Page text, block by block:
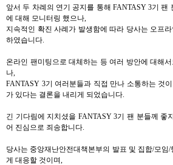
앞서 두 차례의 연기 공지를 통해 FANTASY 3기 팬
에 대해 모니터링 했으나,
지속적인 확진 사례가 발생함에 따라 당사는 오프
하였습니다.
온라인 팬미팅으로 대체하는 등 여러 방안에 대해
나,
FANTASY 3기 여러분들과 직접 만나 소통하는 것
가 있다는 결론을 내리게 되었습니다.
긴 기다림에 지치셨을 FANTASY 3기 팬 분들께 좋
어 진심으로 죄송합니다.
당사는 중앙재난안전대책본부의 발표 및 집합/모임/
게 대응할 것이며,